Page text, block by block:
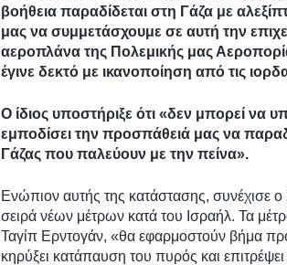
βοήθεια παραδίδεται στη Γάζα με
μας να συμμετάσχουμε σε αυτή την
αεροπλάνα της Πολεμικής μας
έγινε δεκτό με ικανοποίηση από τις
Ο ίδιος υποστήριξε ότι «δεν μπορεί να
εμποδίσει την προσπάθειά μας να
Γάζας που παλεύουν με την πείνα».
Ενώπιον αυτής της κατάστασης, συνέχισε
σειρά νέων μέτρων κατά του Ισραήλ. Τα
Ταγίπ Ερντογάν, «θα εφαρμοστούν βήμα
κηρύξει κατάπαυση του πυρός και